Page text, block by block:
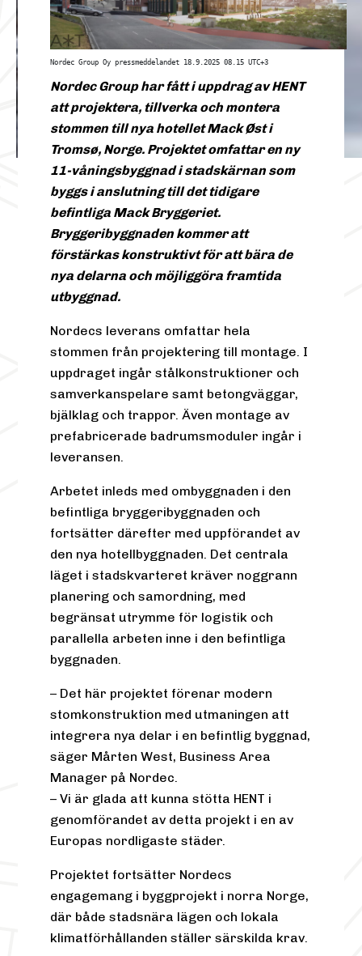
Nordec Group Oy pressmeddelandet 18.9.2025 08.15 UTC+3
Nordec Group har fått i uppdrag av HENT
att projektera, tillverka och montera
stommen till nya hotellet Mack Øst i
Tromsø, Norge. Projektet omfattar en ny
11-våningsbyggnad i stadskärnan som
byggs i anslutning till det tidigare
befintliga Mack Bryggeriet.
Bryggeribyggnaden kommer att
förstärkas konstruktivt för att bära de
nya delarna och möjliggöra framtida
utbyggnad.
Nordecs leverans omfattar hela
stommen från projektering till montage. I
uppdraget ingår stålkonstruktioner och
samverkanspelare samt betongväggar,
bjälklag och trappor. Även montage av
prefabricerade badrumsmoduler ingår i
leveransen.
Arbetet inleds med ombyggnaden i den
befintliga bryggeribyggnaden och
fortsätter därefter med uppförandet av
den nya hotellbyggnaden. Det centrala
läget i stadskvarteret kräver noggrann
planering och samordning, med
begränsat utrymme för logistik och
parallella arbeten inne i den befintliga
byggnaden.
– Det här projektet förenar modern
stomkonstruktion med utmaningen att
integrera nya delar i en befintlig byggnad,
säger Mårten West, Business Area
Manager på Nordec.
– Vi är glada att kunna stötta HENT i
genomförandet av detta projekt i en av
Europas nordligaste städer.
Projektet fortsätter Nordecs
engagemang i byggprojekt i norra Norge,
där både stadsnära lägen och lokala
klimatförhållanden ställer särskilda krav.